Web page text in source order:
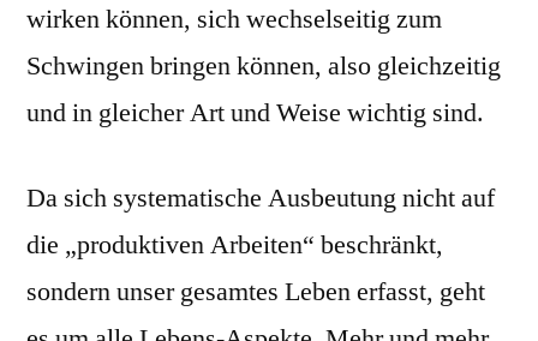
wirken können, sich wechselseitig zum
Schwingen bringen können, also gleichzeitig
und in gleicher Art und Weise wichtig sind.
Da sich systematische Ausbeutung nicht auf
die „produktiven Arbeiten“ beschränkt,
sondern unser gesamtes Leben erfasst, geht